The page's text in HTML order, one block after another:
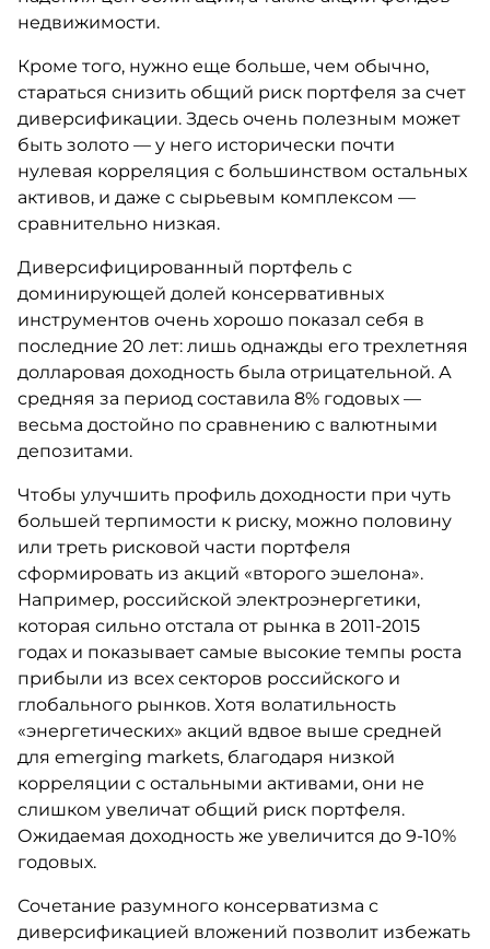
недвижимости.
Кроме того, нужно еще больше, чем обычно,
стараться снизить общий риск портфеля за счет
диверсификации. Здесь очень полезным может
быть золото — у него исторически почти
нулевая корреляция с большинством остальных
активов, и даже с сырьевым комплексом —
сравнительно низкая.
Диверсифицированный портфель с
доминирующей долей консервативных
инструментов очень хорошо показал себя в
последние 20 лет: лишь однажды его трехлетняя
долларовая доходность была отрицательной. А
средняя за период составила 8% годовых —
весьма достойно по сравнению с валютными
депозитами.
Чтобы улучшить профиль доходности при чуть
большей терпимости к риску, можно половину
или треть рисковой части портфеля
сформировать из акций «второго эшелона».
Например, российской электроэнергетики,
которая сильно отстала от рынка в 2011-2015
годах и показывает самые высокие темпы роста
прибыли из всех секторов российского и
глобального рынков. Хотя волатильность
«энергетических» акций вдвое выше средней
для emerging markets, благодаря низкой
корреляции с остальными активами, они не
слишком увеличат общий риск портфеля.
Ожидаемая доходность же увеличится до 9-10%
годовых.
Сочетание разумного консерватизма с
диверсификацией вложений позволит избежать